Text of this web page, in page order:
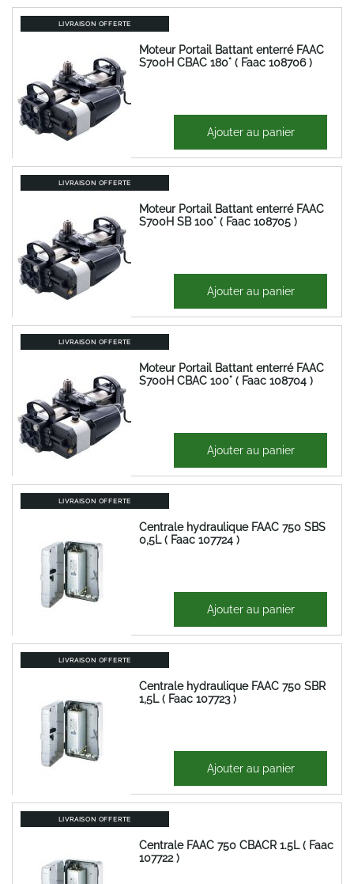
LIVRAISON OFFERTE
Moteur Portail Battant enterré FAAC
S700H CBAC 180° ( Faac 108706 )
1 530,15 €
1 275,12 € Ajouter au panier
LIVRAISON OFFERTE
Moteur Portail Battant enterré FAAC
S700H SB 100° ( Faac 108705 )
1 473,94 €
1 228,28 € Ajouter au panier
LIVRAISON OFFERTE
Moteur Portail Battant enterré FAAC
S700H CBAC 100° ( Faac 108704 )
1 473,94 €
1 228,28 € Ajouter au panier
LIVRAISON OFFERTE
Centrale hydraulique FAAC 750 SBS
0,5L ( Faac 107724 )
713,09 € Ajouter au panier
LIVRAISON OFFERTE
Centrale hydraulique FAAC 750 SBR
1,5L ( Faac 107723 )
673,27 € Ajouter au panier
LIVRAISON OFFERTE
Centrale FAAC 750 CBACR 1.5L ( Faac
107722 )